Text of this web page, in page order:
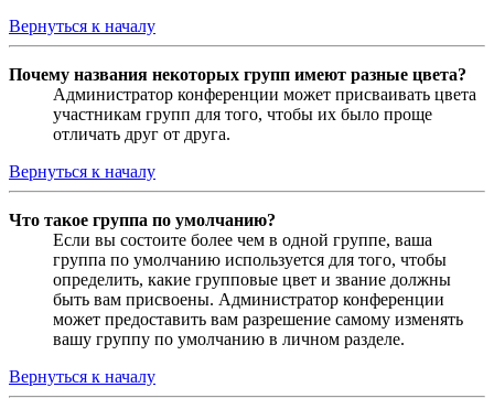
Вернуться к началу
Почему названия некоторых групп имеют разные цвета?
Администратор конференции может присваивать цвета
участникам групп для того, чтобы их было проще
отличать друг от друга.
Вернуться к началу
Что такое группа по умолчанию?
Если вы состоите более чем в одной группе, ваша
группа по умолчанию используется для того, чтобы
определить, какие групповые цвет и звание должны
быть вам присвоены. Администратор конференции
может предоставить вам разрешение самому изменять
вашу группу по умолчанию в личном разделе.
Вернуться к началу